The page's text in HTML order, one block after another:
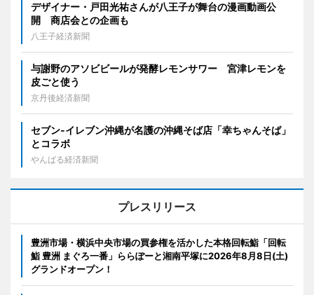
デザイナー・戸田光祐さんが八王子が舞台の漫画動画公
開 商店会との企画も
八王子経済新聞
与謝野のアソビビールが発酵レモンサワー 宮津レモンを
皮ごと使う
京丹後経済新聞
セブン‐イレブン沖縄が名護の沖縄そば店「幸ちゃんそば」
とコラボ
やんばる経済新聞
プレスリリース
豊洲市場・横浜中央市場の買参権を活かした本格回転鮨「回転
鮨 豊洲 まぐろ一番」ららぽーと湘南平塚に2026年8月8日(土)
グランドオープン！